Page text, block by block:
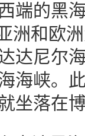
端的黑
洲和欧
达尼尔
海峡。
坐落在